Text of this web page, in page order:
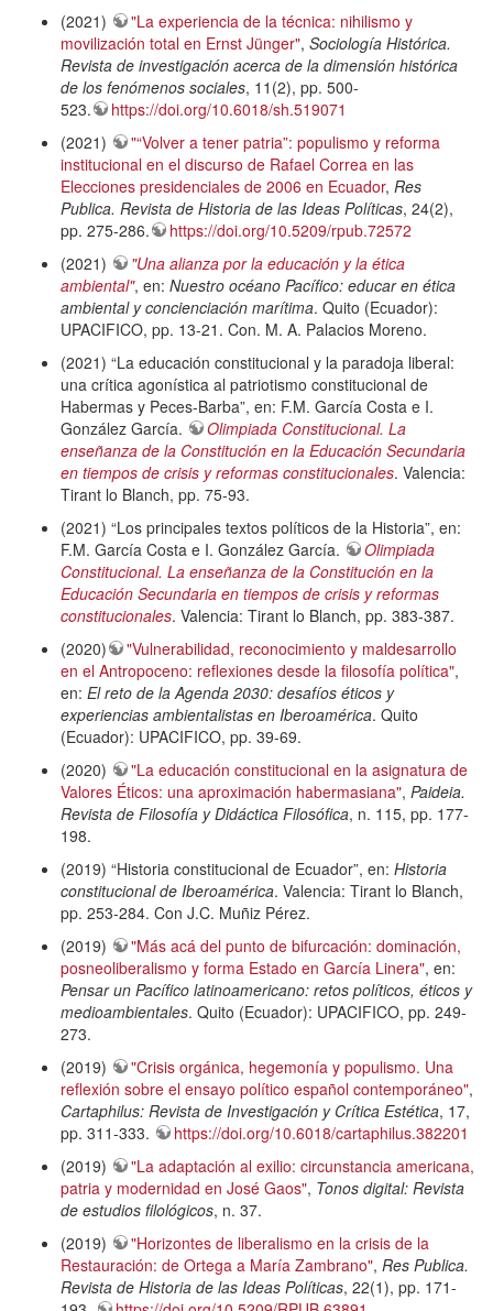
(2021)
"La experiencia de la técnica: nihilismo y
movilización total en Ernst Jünger", Sociología Histórica.
Revista de investigación acerca de la dimensión histórica
de los fenómenos sociales, 11(2), pp. 500-
523.
https://doi.org/10.6018/sh.519071
(2021)
"“Volver a tener patria”: populismo y reforma
institucional en el discurso de Rafael Correa en las
Elecciones presidenciales de 2006 en Ecuador, Res
Publica. Revista de Historia de las Ideas Políticas, 24(2),
pp. 275-286.
https://doi.org/10.5209/rpub.72572
(2021)
"Una alianza por la educación y la ética
ambiental", en: Nuestro océano Pacífico: educar en ética
ambiental y concienciación marítima. Quito (Ecuador):
UPACIFICO, pp. 13-21. Con. M. A. Palacios Moreno.
(2021) “La educación constitucional y la paradoja liberal:
una crítica agonística al patriotismo constitucional de
Habermas y Peces-Barba”, en: F.M. García Costa e I.
González García.
Olimpiada Constitucional. La
enseñanza de la Constitución en la Educación Secundaria
en tiempos de crisis y reformas constitucionales. Valencia:
Tirant lo Blanch, pp. 75-93.
(2021) “Los principales textos políticos de la Historia”, en:
F.M. García Costa e I. González García.
Olimpiada
Constitucional. La enseñanza de la Constitución en la
Educación Secundaria en tiempos de crisis y reformas
constitucionales. Valencia: Tirant lo Blanch, pp. 383-387.
(2020)
"Vulnerabilidad, reconocimiento y maldesarrollo
en el Antropoceno: reflexiones desde la filosofía política",
en: El reto de la Agenda 2030: desafíos éticos y
experiencias ambientalistas en Iberoamérica. Quito
(Ecuador): UPACIFICO, pp. 39-69.
(2020)
"La educación constitucional en la asignatura de
Valores Éticos: una aproximación habermasiana", Paideia.
Revista de Filosofía y Didáctica Filosófica, n. 115, pp. 177-
198.
(2019) “Historia constitucional de Ecuador”, en: Historia
constitucional de Iberoamérica. Valencia: Tirant lo Blanch,
pp. 253-284. Con J.C. Muñiz Pérez.
(2019)
"Más acá del punto de bifurcación: dominación,
posneoliberalismo y forma Estado en García Linera", en:
Pensar un Pacífico latinoamericano: retos políticos, éticos y
medioambientales. Quito (Ecuador): UPACIFICO, pp. 249-
273.
(2019)
"Crisis orgánica, hegemonía y populismo. Una
reflexión sobre el ensayo político español contemporáneo",
Cartaphilus: Revista de Investigación y Crítica Estética, 17,
pp. 311-333.
https://doi.org/10.6018/cartaphilus.382201
(2019)
"La adaptación al exilio: circunstancia americana,
patria y modernidad en José Gaos", Tonos digital: Revista
de estudios filológicos, n. 37.
(2019)
"Horizontes de liberalismo en la crisis de la
Restauración: de Ortega a María Zambrano", Res Publica.
Revista de Historia de las Ideas Políticas, 22(1), pp. 171-